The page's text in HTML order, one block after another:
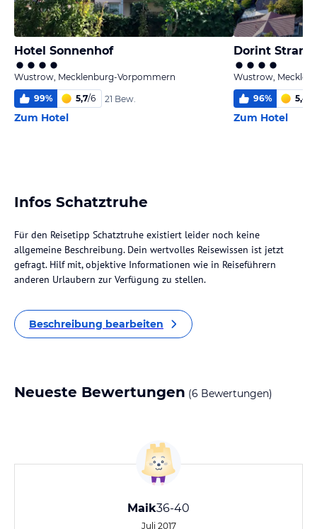
Hotel Sonnenhof
Wustrow, Mecklenburg-Vorpommern
99% 5,7/6 21 Bew.
Zum Hotel
Wustrow,
96% 5,4
Zum Hotel
Infos Schatztruhe
Für den Reisetipp Schatztruhe existiert leider noch keine
allgemeine Beschreibung. Dein wertvolles Reisewissen ist jetzt
gefragt. Hilf mit, objektive Informationen wie in Reiseführern
anderen Urlaubern zur Verfügung zu stellen.
Beschreibung bearbeiten
Neueste Bewertungen (6 Bewertungen)
Maik36-40
Juli 2017